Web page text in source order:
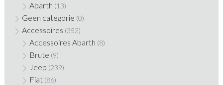
Abarth (13)
Geen categorie (0)
Accessoires (352)
Accessoires Abarth (8)
Brute (9)
Jeep (239)
Fiat (86)